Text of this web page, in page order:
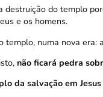
destruição do templo
e os homens.
templo, numa nova era:
não ficará pedra
da salvação em